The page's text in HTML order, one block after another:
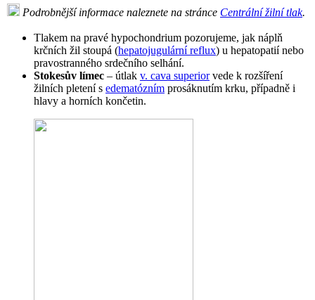
Podrobnější informace naleznete na stránce Centrální žilní tlak.
Tlakem na pravé hypochondrium pozorujeme, jak náplň
krčních žil stoupá (hepatojugulární reflux) u hepatopatií nebo
pravostranného srdečního selhání.
Stokesův límec – útlak v. cava superiorvede k rozšíření
žilních pletení s edematózním prosáknutím krku, případně i
hlavy a horních končetin.